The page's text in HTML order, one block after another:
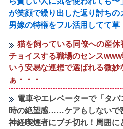
が笑顔で繰り出した返り討ち
男嫁の特権をフル活用してて草
猫を飼っている同僚への産
チョイスする職場のセンス
いう安易な連想で選ばれる微妙
ぁ・・・
電車やエレベーターで「タ
時の絶望感……ケアもしないで
神経喫煙者にブチ切れ！周囲に